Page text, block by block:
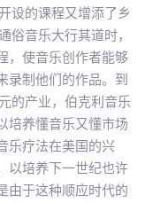
设的课程又增添了乡
俗音乐大行其道时，
，使音乐创作者能够
录制他们的作品。到
的产业，伯克利音乐
培养懂音乐又懂市场
乐疗法在美国的兴
以培养下一世纪也许
由于这种顺应时代的